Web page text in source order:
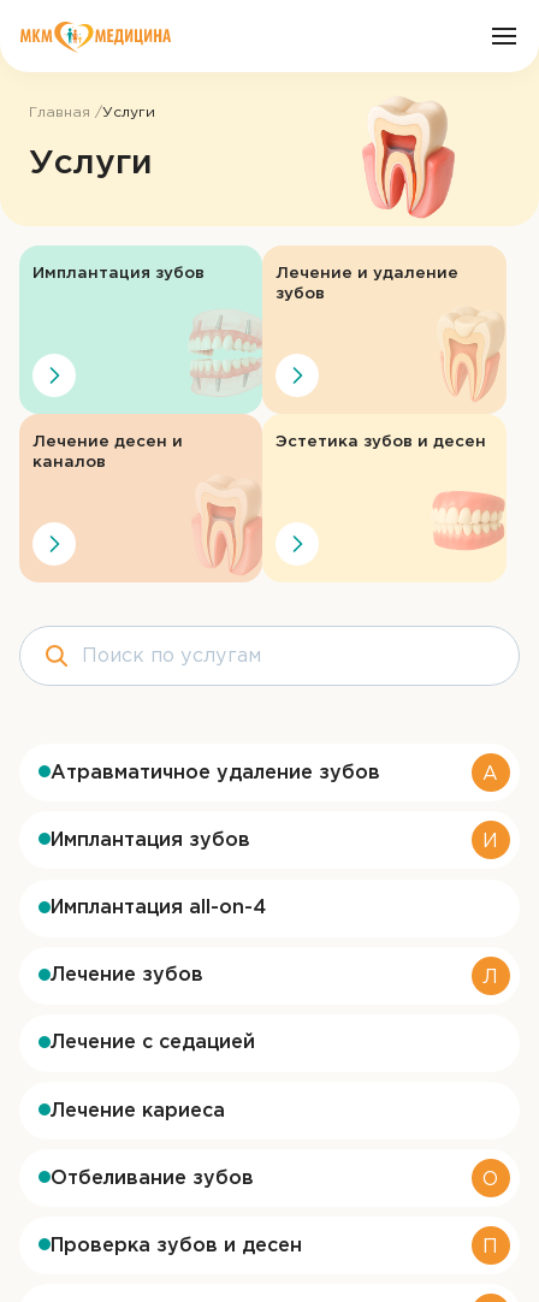
О клинике
Цены
Пациенту
Контакты
ЗАПИСЬ НА ПРИЁМ
Главная Услуги
Услуги
Имплантация зубов
Лечение и удаление
зубов
Лечение десен и
каналов
Эстетика зубов и десен
Атравматичное удаление зубов А
Имплантация зубов И
Имплантация all-on-4
Лечение зубов Л
Лечение с седацией
Лечение кариеса
Отбеливание зубов О
Проверка зубов и десен